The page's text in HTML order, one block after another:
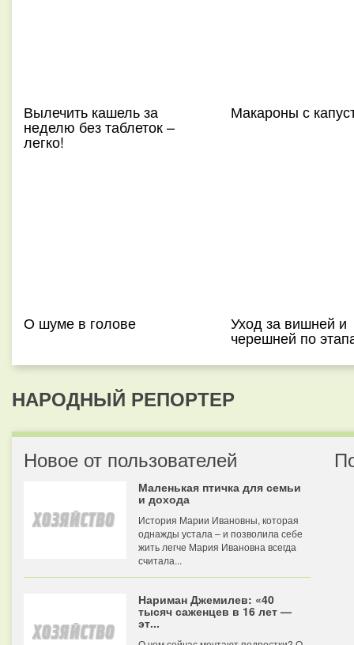
Вылечить кашель за
неделю без таблеток –
легко!
Макароны с
О шуме в голове Уход за вишней и
черешней по
НАРОДНЫЙ РЕПОРТЕР
Новое от пользователей
Маленькая птичка для семьи
и дохода
История Марии Ивановны, которая
однажды устала – и позволила себе
жить легче Мария Ивановна всегда
считала...
Нариман Джемилев: «40
тысяч саженцев в 16 лет —
эт...